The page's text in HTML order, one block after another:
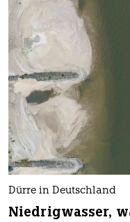
Dürre in Deutschland
Niedrigwasser,